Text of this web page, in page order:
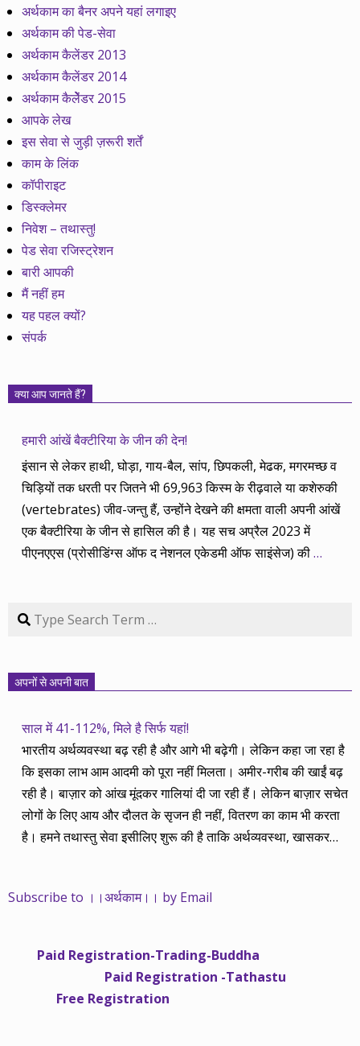
अर्थकाम का बैनर अपने यहां लगाइए
अर्थकाम की पेड-सेवा
अर्थकाम कैलेंडर 2013
अर्थकाम कैलेंडर 2014
अर्थकाम कैलेेंडर 2015
आपके लेख
इस सेवा से जुड़ी ज़रूरी शर्तें
काम के लिंक
कॉपीराइट
डिस्क्लेमर
निवेश – तथास्तु!
पेड सेवा रजिस्ट्रेशन
बारी आपकी
मैं नहीं हम
यह पहल क्यों?
संपर्क
क्या आप जानते हैं?
हमारी आंखें बैक्टीरिया के जीन की देन!
इंसान से लेकर हाथी, घोड़ा, गाय-बैल, सांप, छिपकली, मेढक, मगरमच्छ व
चिड़ियों तक धरती पर जितने भी 69,963 किस्म के रीढ़वाले या कशेरुकी
(vertebrates) जीव-जन्तु हैं, उन्होंने देखने की क्षमता वाली अपनी आंखें
एक बैक्टीरिया के जीन से हासिल की है। यह सच अप्रैल 2023 में
पीएनएएस (प्रोसीडिंग्स ऑफ द नेशनल एकेडमी ऑफ साइंसेज) की…
Search
अपनों से अपनी बात
साल में 41-112%, मिले है सिर्फ यहां!
भारतीय अर्थव्यवस्था बढ़ रही है और आगे भी बढ़ेगी। लेकिन कहा जा रहा है
कि इसका लाभ आम आदमी को पूरा नहीं मिलता। अमीर-गरीब की खाईं बढ़
रही है। बाज़ार को आंख मूंदकर गालियां दी जा रही हैं। लेकिन बाज़ार सचेत
लोगों के लिए आय और दौलत के सृजन ही नहीं, वितरण का काम भी करता
है। हमने तथास्तु सेवा इसीलिए शुरू की है ताकि अर्थव्यवस्था, खासकर
महंगाई की दर 10 प्रतिशत से ऊपर रहती है। वे भागकर जाते हैं सोने और
साढ़े चार सालों से अर्थकाम से जुड़े हैं, वे हमारी ईमानदारी और सत्यनिष्ठा से
भलीभांति वाकिफ हैं। शुरू में हम भी कच्चे थे तो बाज़ार के उस्तादों के जाल
में फंस गए। गलतियां कीं। लेकिन जैसे ही समझ में आया, खटाक से उनसे
Subscribe to ।।अर्थकाम।। by Email
Paid Registration-Trading-Buddha
Paid Registration -Tathastu
Free Registration